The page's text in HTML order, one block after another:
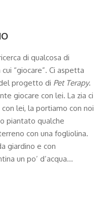
di qualcosa di
“giocare”. Ci aspetta
progetto di Pet Terapy.
giocare con lei. La zia ci
lei, la portiamo con noi
piantato qualche
con una fogliolina.
giardino e con
un po’ d’acqua…